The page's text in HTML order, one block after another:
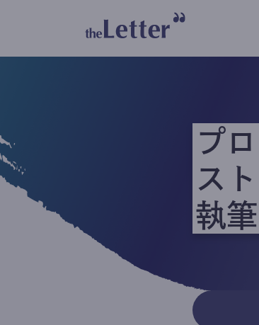
プ
ス
執